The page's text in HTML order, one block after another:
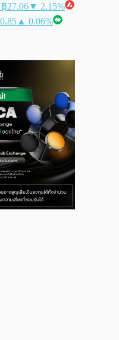
฿27.06▼ 2.15%
▲ 0.06%